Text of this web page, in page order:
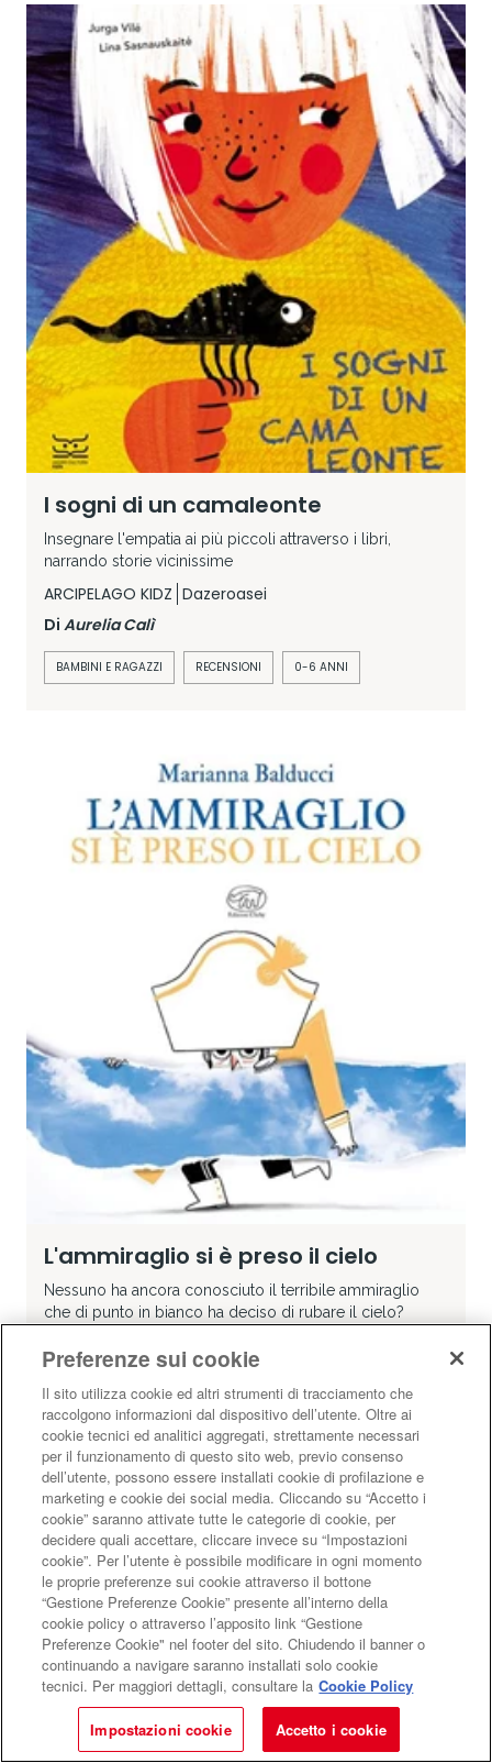
I sogni di un camaleonte
Insegnare l'empatia ai più piccoli attraverso i libri,
narrando storie vicinissime
ARCIPELAGO KIDZ Dazeroasei
Di Aurelia Calì
BAMBINI E RAGAZZI RECENSIONI 0-6 ANNI
L'ammiraglio si è preso il cielo
Nessuno ha ancora conosciuto il terribile ammiraglio
che di punto in bianco ha deciso di rubare il cielo?
BAMBINI E RAGAZZI RECENSIONI 0-6 ANNI
Mostra più risultati
Libri
Preferenze sui cookie
Il sito utilizza cookie ed altri strumenti di tracciamento che
raccolgono informazioni dal dispositivo dell’utente. Oltre ai
cookie tecnici ed analitici aggregati, strettamente necessari
per il funzionamento di questo sito web, previo consenso
dell’utente, possono essere installati cookie di profilazione e
marketing e cookie dei social media. Cliccando su “Accetto i
cookie” saranno attivate tutte le categorie di cookie, per
decidere quali accettare, cliccare invece su “Impostazioni
cookie”. Per l’utente è possibile modificare in ogni momento
le proprie preferenze sui cookie attraverso il bottone
“Gestione Preferenze Cookie” presente all’interno della
cookie policy o attraverso l’apposito link “Gestione
Preferenze Cookie" nel footer del sito. Chiudendo il banner o
continuando a navigare saranno installati solo cookie
tecnici. Per maggiori dettagli, consultare la Cookie Policy
Impostazioni cookie Accetto i cookie